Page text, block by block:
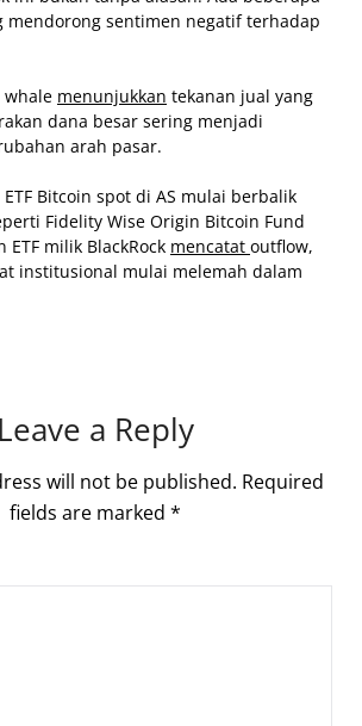
mendorong sentimen negatif terhadap
whale menunjukkan tekanan jual yang
dana besar sering menjadi
arah pasar.
Bitcoin spot di AS mulai berbalik
Fidelity Wise Origin Bitcoin Fund
ETF milik BlackRock mencatat outflow,
institusional mulai melemah dalam
Leave a Reply
will not be published. Required
fields are marked *